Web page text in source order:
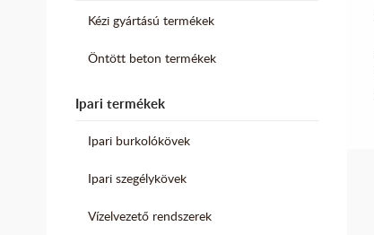
Kézi gyártású termékek
Öntött beton termékek
Ipari termékek
Ipari burkolókövek
Ipari szegélykövek
Vízelvezető rendszerek